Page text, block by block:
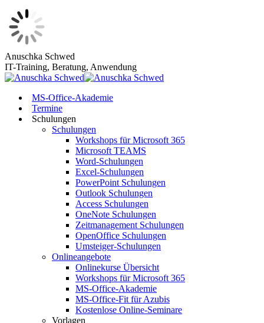
Zum
Inhalt
springen
Anuschka Schwed
IT-Training, Beratung, Anwendung
MS-Office-Akademie
Termine
Schulungen
Schulungen
Workshops für Microsoft 365
Microsoft TEAMS
Word-Schulungen
Excel-Schulungen
PowerPoint Schulungen
Outlook Schulungen
Access Schulungen
OneNote Schulungen
Zeitmanagement Schulungen
OpenOffice Schulungen
Umsteiger-Schulungen
Onlineangebote
Onlinekurse Übersicht
Workshops für Microsoft 365
MS-Office-Akademie
MS-Office-Fit für Azubis
Kostenlose Online-Seminare
Vorlagen